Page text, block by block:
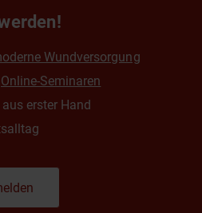
Wundversorgung
Online-Seminaren
erster Hand